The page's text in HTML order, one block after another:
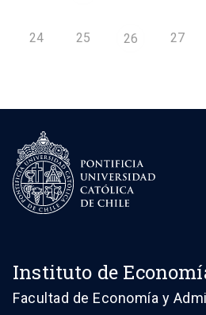
24 25 26 27
Instituto de
Facultad de Economía y